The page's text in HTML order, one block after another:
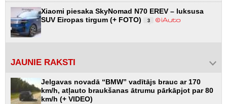
Xiaomi piesaka SkyNomad N70 EREV – luksusa
SUV Eiropas tirgum (+ FOTO)
3
JAUNIE RAKSTI
Jelgavas novadā “BMW” vadītājs brauc ar 170
km/h, atļauto braukšanas ātrumu pārkāpjot par 80
km/h (+ VIDEO)